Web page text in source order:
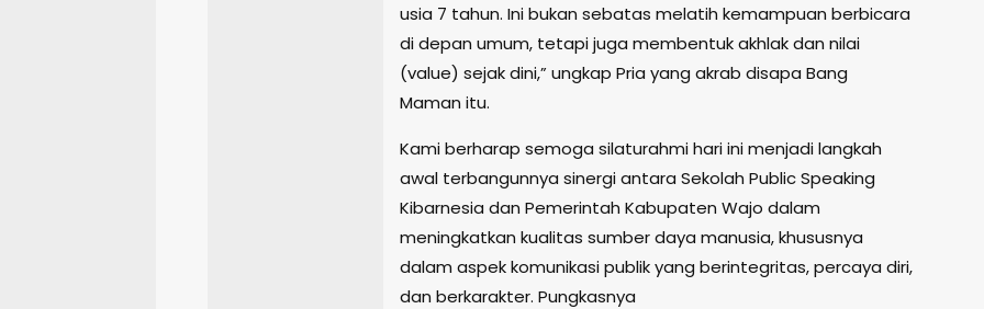
usia 7 tahun. Ini bukan sebatas melatih kemampuan berbicara
di depan umum, tetapi juga membentuk akhlak dan nilai
(value) sejak dini,” ungkap Pria yang akrab disapa Bang
Maman itu.
Kami berharap semoga silaturahmi hari ini menjadi langkah
awal terbangunnya sinergi antara Sekolah Public Speaking
Kibarnesia dan Pemerintah Kabupaten Wajo dalam
meningkatkan kualitas sumber daya manusia, khususnya
dalam aspek komunikasi publik yang berintegritas, percaya diri,
dan berkarakter. Pungkasnya